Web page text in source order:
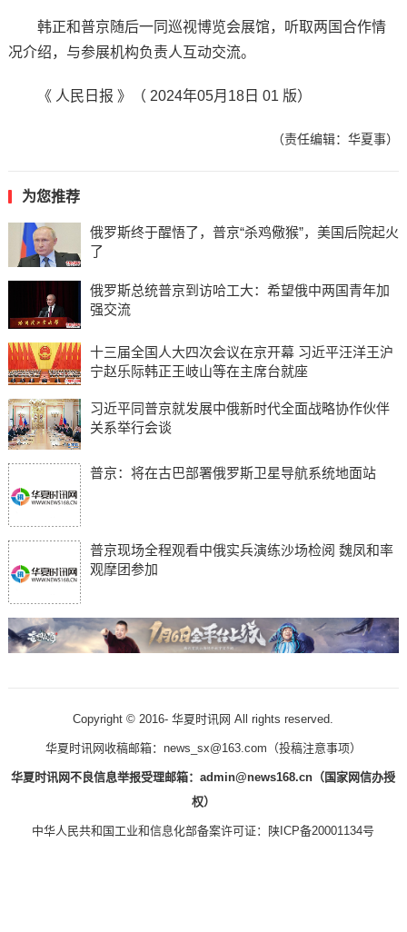
韩正和普京随后一同巡视博览会展馆，听取两国合作情
况介绍，与参展机构负责人互动交流。
《 人民日报 》（ 2024年05月18日 01 版）
（责任编辑：华夏事）
为您推荐
俄罗斯终于醒悟了，普京“杀鸡儆猴”，美国后院起火
了
俄罗斯总统普京到访哈工大：希望俄中两国青年加
强交流
十三届全国人大四次会议在京开幕 习近平汪洋王沪
宁赵乐际韩正王岐山等在主席台就座
习近平同普京就发展中俄新时代全面战略协作伙伴
关系举行会谈
普京：将在古巴部署俄罗斯卫星导航系统地面站
普京现场全程观看中俄实兵演练沙场检阅 魏凤和率
观摩团参加
Copyright © 2016- 华夏时讯网 All rights reserved.
华夏时讯网收稿邮箱：news_sx@163.com（投稿注意事项）
华夏时讯网不良信息举报受理邮箱：admin@news168.cn（国家网信办授
权）
中华人民共和国工业和信息化部备案许可证： 陕ICP备20001134号